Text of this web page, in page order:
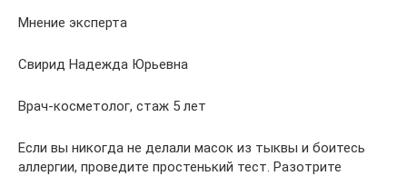
Мнение эксперта
Свирид Надежда Юрьевна
Врач-косметолог, стаж 5 лет
Если вы никогда не делали масок из тыквы и боитесь
аллергии, проведите простенький тест. Разотрите